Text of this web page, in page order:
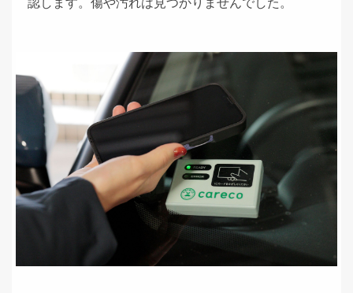
認します。傷や汚れは見つかりませんでした。